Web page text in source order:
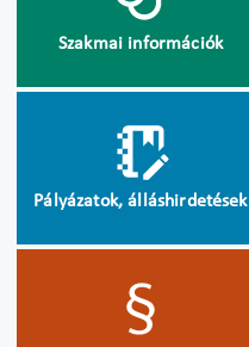
Szakmai információk
Pályázatok, álláshirdetések